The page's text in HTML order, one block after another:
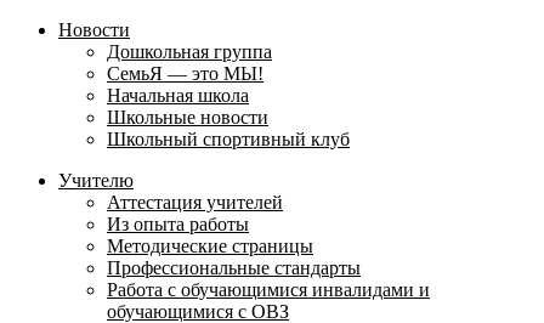
Новости
Дошкольная группа
СемьЯ — это МЫ!
Начальная школа
Школьные новости
Школьный спортивный клуб
Учителю
Аттестация учителей
Из опыта работы
Методические страницы
Профессиональные стандарты
Работа с обучающимися инвалидами и
обучающимися с ОВЗ